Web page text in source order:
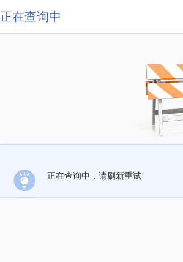
正在查询中
正在查询中，请刷新重试